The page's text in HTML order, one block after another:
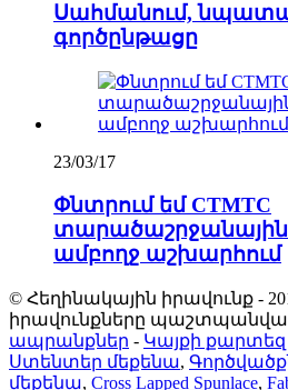
Սահմանում,
գործընթացը
23/03/17
Փնտրում եմ CTMTC
տարածաշրջանային
ամբողջ աշխարհում
© Հեղինակային իրավունք -
իրավունքները
ապրանքներ - Կայքի քարտեզ
Ստենտեր մեքենա,
մեքենա, Cross Lapped Spunlace,